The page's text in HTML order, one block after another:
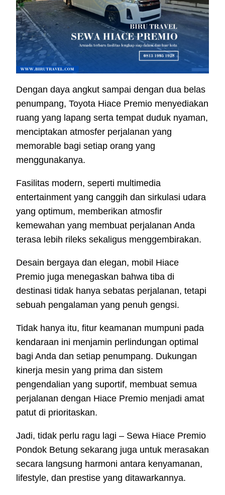
Dengan daya angkut sampai dengan dua belas
penumpang, Toyota Hiace Premio menyediakan
ruang yang lapang serta tempat duduk nyaman,
menciptakan atmosfer perjalanan yang
memorable bagi setiap orang yang
menggunakanya.
Fasilitas modern, seperti multimedia
entertainment yang canggih dan sirkulasi udara
yang optimum, memberikan atmosfir
kemewahan yang membuat perjalanan Anda
terasa lebih rileks sekaligus menggembirakan.
Desain bergaya dan elegan, mobil Hiace
Premio juga menegaskan bahwa tiba di
destinasi tidak hanya sebatas perjalanan, tetapi
sebuah pengalaman yang penuh gengsi.
Tidak hanya itu, fitur keamanan mumpuni pada
kendaraan ini menjamin perlindungan optimal
bagi Anda dan setiap penumpang. Dukungan
kinerja mesin yang prima dan sistem
pengendalian yang suportif, membuat semua
perjalanan dengan Hiace Premio menjadi amat
patut di prioritaskan.
Jadi, tidak perlu ragu lagi – Sewa Hiace Premio
Pondok Betung sekarang juga untuk merasakan
secara langsung harmoni antara kenyamanan,
lifestyle, dan prestise yang ditawarkannya.